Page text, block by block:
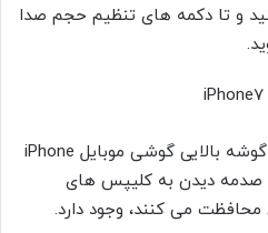
و تا دکمه های تنظیم حجم صدا
ابزار پلاستیکی (spudger) را در گوشه بالایی گوشی موبایل iPhone
صدمه دیدن به کلیپس های
می کنند، وجود دارد.